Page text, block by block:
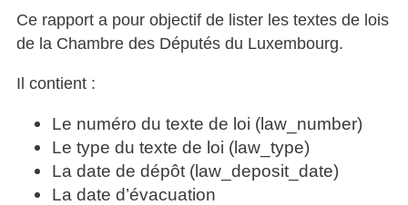
Ce rapport a pour objectif de lister les textes de lois
de la Chambre des Députés du Luxembourg.
Il contient :
Le numéro du texte de loi (law_number)
Le type du texte de loi (law_type)
La date de dépôt (law_deposit_date)
La date d’évacuation